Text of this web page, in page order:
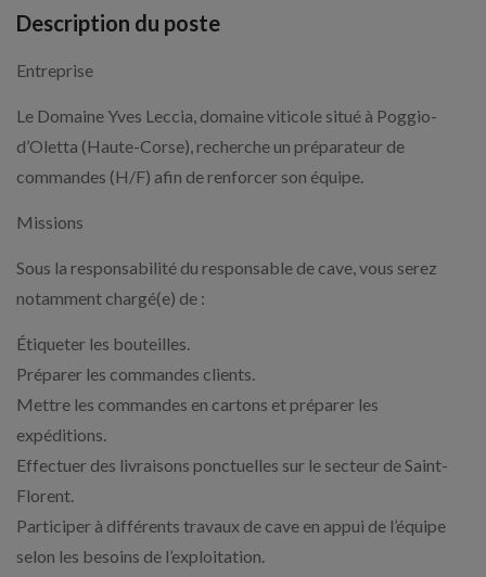
Description du poste
Entreprise
Le Domaine Yves Leccia, domaine viticole situé à Poggio-
d’Oletta (Haute-Corse), recherche un préparateur de
commandes (H/F) afin de renforcer son équipe.
Missions
Sous la responsabilité du responsable de cave, vous serez
notamment chargé(e) de :
Étiqueter les bouteilles.
Préparer les commandes clients.
Mettre les commandes en cartons et préparer les
expéditions.
Effectuer des livraisons ponctuelles sur le secteur de Saint-
Florent.
Participer à différents travaux de cave en appui de l’équipe
selon les besoins de l’exploitation.